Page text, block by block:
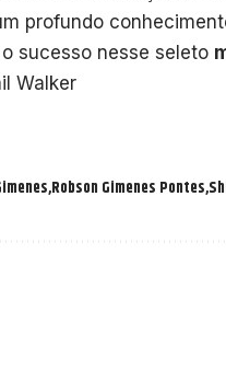
profundo
sucesso nesse seleto
Walker
Robson Gimenes Pontes